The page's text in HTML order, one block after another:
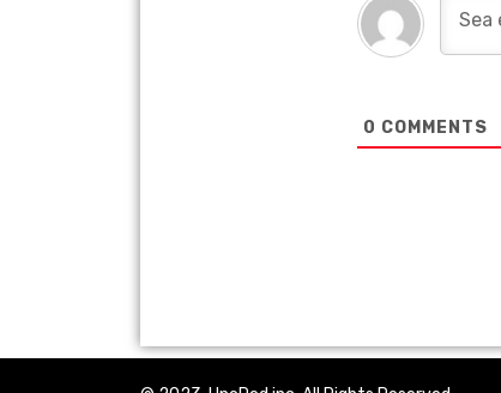
0 COMMENTS